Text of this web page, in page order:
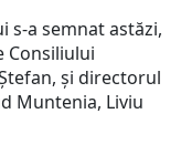
s-a semnat astăzi,
Consiliului
și directorul
Muntenia, Liviu